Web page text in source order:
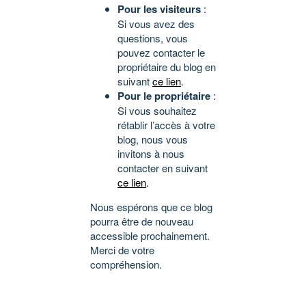
Pour les visiteurs :
Si vous avez des
questions, vous
pouvez contacter le
propriétaire du blog en
suivantce lien.
Pour le propriétaire :
Si vous souhaitez
rétablir l’accès à votre
blog, nous vous
invitons à nous
contacter en suivant
ce lien.
Nous espérons que ce blog
pourra être de nouveau
accessible prochainement.
Merci de votre
compréhension.